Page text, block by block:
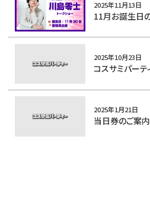
2025年11月13日
2025年10月23日
2025年1月21日
当日券のご案内